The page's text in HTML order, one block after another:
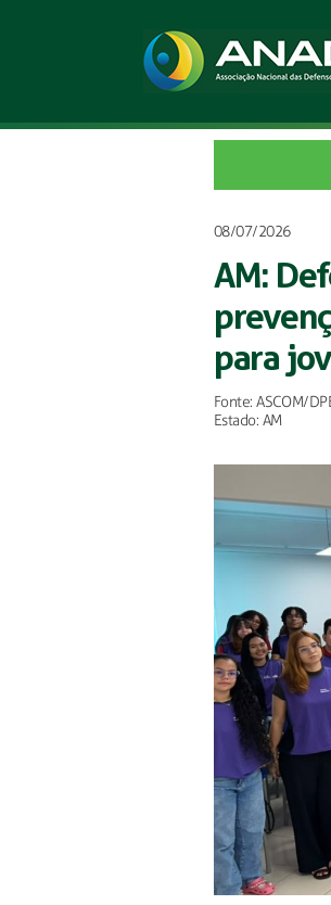
08/07/2026
AM:
para
Fonte: ASCOM/
Estado: AM